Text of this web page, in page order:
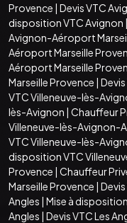
Provence | Devis VTC
disposition VTC Avignon |
Avignon-Aéroport
Aéroport Marseille
Aéroport Marseille
Marseille Provence |
VTC Villeneuve-lès-
lès-Avignon | Chauffeur
Villeneuve-lès-Avignon-
VTC Villeneuve-lès-
disposition VTC
Provence | Chauffeur
Marseille Provence |
Angles | Mise à
Angles | Devis VTC Les